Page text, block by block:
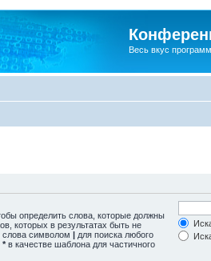
Весь вкус
определить слова, которые должны
которых в результатах быть не
слова символом | для поиска любого
* в качестве шаблона для частичного